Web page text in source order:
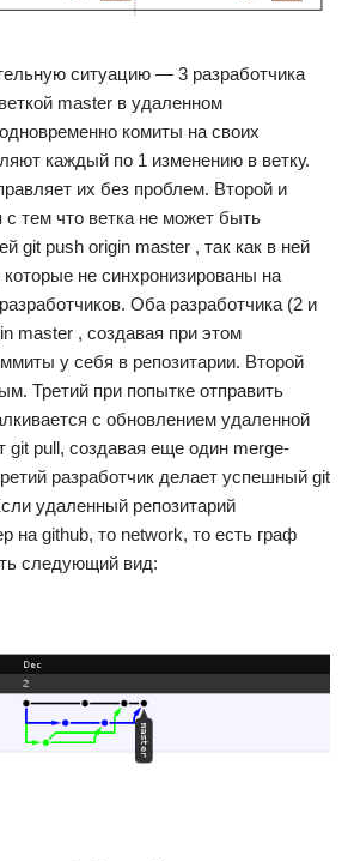
ситуацию — 3 разработчика
master в удаленном
комиты на своих
каждый по 1 изменению в ветку.
их без проблем. Второй и
с тем что ветка не может быть
git push origin master , так как в ней
не синхронизированы на
Оба разработчика (2 и
master , создавая при этом
у себя в репозитарии. Второй
Третий при попытке отправить
с обновлением удаленной
git pull, создавая еще один merge-
разработчик делает успешный git
удаленный репозитарий
на github, то network, то есть граф
следующий вид: